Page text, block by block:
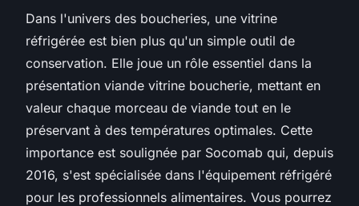
Dans l'univers des boucheries, une vitrine
réfrigérée est bien plus qu'un simple outil de
conservation. Elle joue un rôle essentiel dans la
présentation viande vitrine boucherie, mettant en
valeur chaque morceau de viande tout en le
préservant à des températures optimales. Cette
importance est soulignée par Socomab qui, depuis
2016, s'est spécialisée dans l'équipement réfrigéré
pour les professionnels alimentaires. Vous pourrez